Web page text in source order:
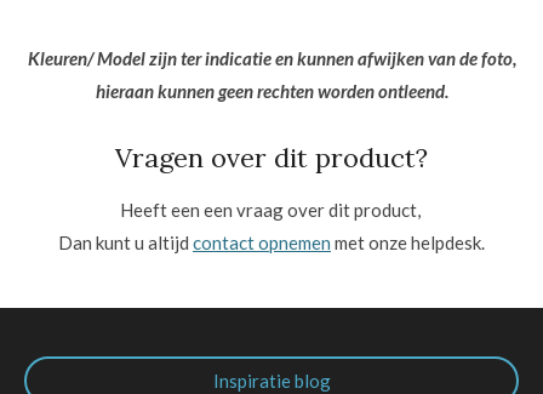
Kleuren/ Model zijn ter indicatie en kunnen afwijken van de foto,
hieraan kunnen geen rechten worden ontleend.
Vragen over dit product?
Heeft een een vraag over dit product,
Dan kunt u altijd contact opnemen met onze helpdesk.
Inspiratie blog